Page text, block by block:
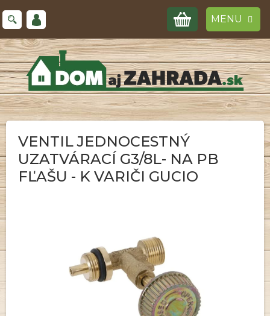
na
obsah
NÁKUPNÝ
VENTIL JEDNOCESTNÝ
UZATVÁRACÍ G3/8L- NA PB
FĽAŠU - K VARIČI GUCIO